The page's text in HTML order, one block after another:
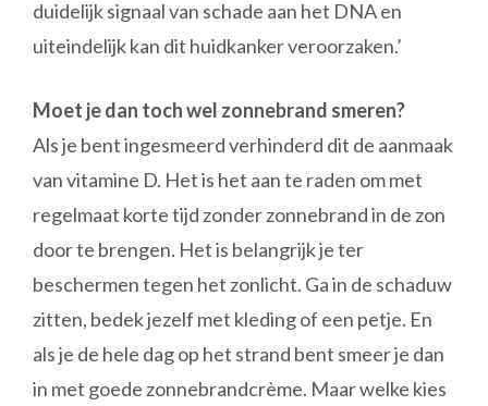
duidelijk signaal van schade aan het DNA en
uiteindelijk kan dit huidkanker veroorzaken.’
Moet je dan toch wel zonnebrand smeren?
Als je bent ingesmeerd verhinderd dit de aanmaak
van vitamine D. Het is het aan te raden om met
regelmaat korte tijd zonder zonnebrand in de zon
door te brengen. Het is belangrijk je ter
beschermen tegen het zonlicht. Ga in de schaduw
zitten, bedek jezelf met kleding of een petje. En
als je de hele dag op het strand bent smeer je dan
in met goede zonnebrandcrème. Maar welke kies